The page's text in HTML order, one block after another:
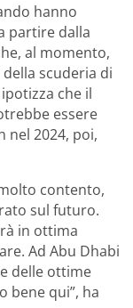
hanno
partire dalla
al momento,
scuderia di
che il
essere
nel 2024, poi,
contento,
sul futuro.
in ottima
Ad Abu Dhabi
delle ottime
bene qui”, ha